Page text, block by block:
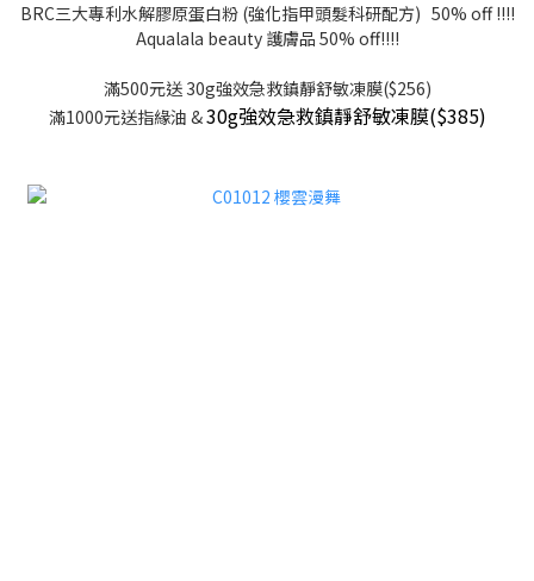
BRC三大專利水解膠原蛋白粉 (強化指甲頭髮科研配方) 50% off !!!!
Aqualala beauty 護膚品 50% off!!!!
滿500元送 30g強效急救鎮靜舒敏凍膜($256)
滿1000元送指緣油 &30g強效急救鎮靜舒敏凍膜($385)